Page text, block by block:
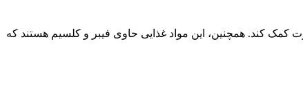
کند. همچنین، این مواد غذایی حاوی فیبر و کلسیم هستند که